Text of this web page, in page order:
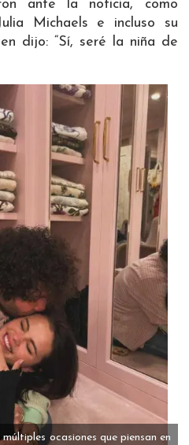
ante la noticia, como
Michaels e incluso su
dijo: “Sí, seré la niña de
ocasiones que piensan en